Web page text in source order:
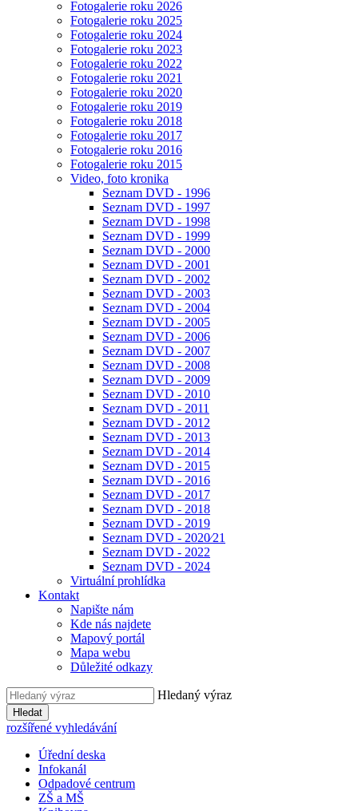
Fotogalerie roku 2026
Fotogalerie roku 2025
Fotogalerie roku 2024
Fotogalerie roku 2023
Fotogalerie roku 2022
Fotogalerie roku 2021
Fotogalerie roku 2020
Fotogalerie roku 2019
Fotogalerie roku 2018
Fotogalerie roku 2017
Fotogalerie roku 2016
Fotogalerie roku 2015
Video, foto kronika
Seznam DVD - 1996
Seznam DVD - 1997
Seznam DVD - 1998
Seznam DVD - 1999
Seznam DVD - 2000
Seznam DVD - 2001
Seznam DVD - 2002
Seznam DVD - 2003
Seznam DVD - 2004
Seznam DVD - 2005
Seznam DVD - 2006
Seznam DVD - 2007
Seznam DVD - 2008
Seznam DVD - 2009
Seznam DVD - 2010
Seznam DVD - 2011
Seznam DVD - 2012
Seznam DVD - 2013
Seznam DVD - 2014
Seznam DVD - 2015
Seznam DVD - 2016
Seznam DVD - 2017
Seznam DVD - 2018
Seznam DVD - 2019
Seznam DVD - 2020⁄21
Seznam DVD - 2022
Seznam DVD - 2024
Virtuální prohlídka
Kontakt
Napište nám
Kde nás najdete
Mapový portál
Mapa webu
Důležité odkazy
Hledaný výraz
Hledat
rozšířené vyhledávání
Úřední deska
Infokanál
Odpadové centrum
ZŠ a MŠ